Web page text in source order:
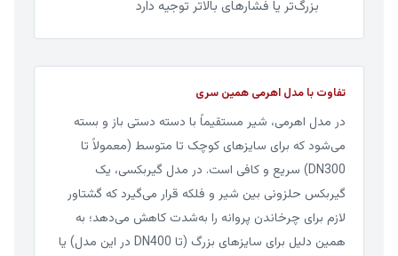
بزرگ‌تر یا فشارهای بالاتر توجیه دارد
تفاوت با مدل اهرمی همین سری
در مدل اهرمی، شیر مستقیماً با دسته دستی باز و بسته
می‌شود که برای سایزهای کوچک تا متوسط (معمولاً تا
DN300) سریع و کافی است. در مدل گیربکسی، یک
گیربکس حلزونی بین شیر و فلکه قرار می‌گیرد که گشتاور
لازم برای چرخاندن پروانه را به‌شدت کاهش می‌دهد؛ به
همین دلیل برای سایزهای بزرگ (تا DN400 در این مدل) یا